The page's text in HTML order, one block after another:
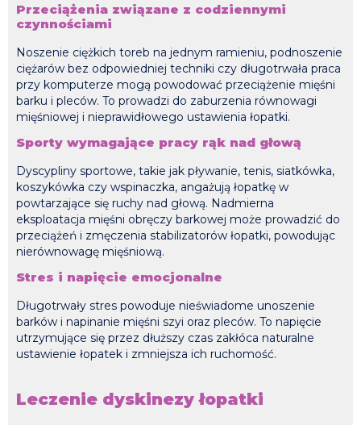
Przeciążenia związane z codziennymi
czynnościami
Noszenie ciężkich toreb na jednym ramieniu, podnoszenie
ciężarów bez odpowiedniej techniki czy długotrwała praca
przy komputerze mogą powodować przeciążenie mięśni
barku i pleców. To prowadzi do zaburzenia równowagi
mięśniowej i nieprawidłowego ustawienia łopatki.
Sporty wymagające pracy rąk nad głową
Dyscypliny sportowe, takie jak pływanie, tenis, siatkówka,
koszykówka czy wspinaczka, angażują łopatkę w
powtarzające się ruchy nad głową. Nadmierna
eksploatacja mięśni obręczy barkowej może prowadzić do
przeciążeń i zmęczenia stabilizatorów łopatki, powodując
nierównowagę mięśniową.
Stres i napięcie emocjonalne
Długotrwały stres powoduje nieświadome unoszenie
barków i napinanie mięśni szyi oraz pleców. To napięcie
utrzymujące się przez dłuższy czas zakłóca naturalne
ustawienie łopatek i zmniejsza ich ruchomość.
Leczenie dyskinezy łopatki